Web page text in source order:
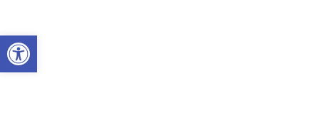
Abrir a barra de ferramentas